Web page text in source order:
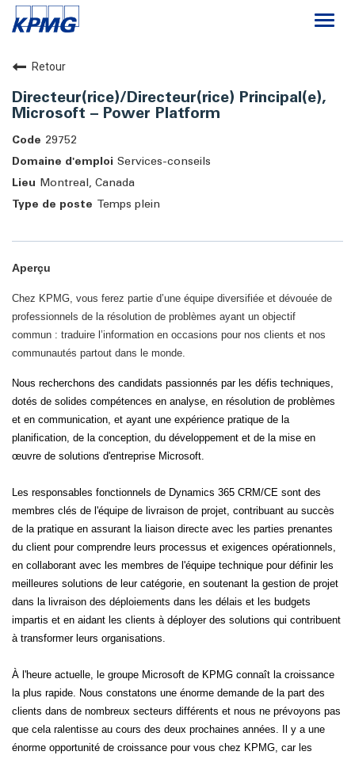
Le cabinet
Retour
Directeur(rice)/Directeur(rice) Principal(e),
Microsoft – Power Platform
29752
Services-conseils
Montreal, Canada
Temps plein
Aperçu
Chez KPMG, vous ferez partie d’une équipe diversifiée et dévouée de
professionnels de la résolution de problèmes ayant un objectif
commun : traduire l’information en occasions pour nos clients et nos
communautés partout dans le monde.
Nous recherchons des candidats passionnés par les défis techniques,
dotés de solides compétences en analyse, en résolution de problèmes
et en communication, et ayant une expérience pratique de la
planification, de la conception, du développement et de la mise en
œuvre de solutions d'entreprise Microsoft.
Les responsables fonctionnels de Dynamics 365 CRM/CE sont des
membres clés de l'équipe de livraison de projet, contribuant au succès
de la pratique en assurant la liaison directe avec les parties prenantes
du client pour comprendre leurs processus et exigences opérationnels,
en collaborant avec les membres de l'équipe technique pour définir les
meilleures solutions de leur catégorie, en soutenant la gestion de projet
dans la livraison des déploiements dans les délais et les budgets
impartis et en aidant les clients à déployer des solutions qui contribuent
à transformer leurs organisations.
À l'heure actuelle, le groupe Microsoft de KPMG connaît la croissance
la plus rapide. Nous constatons une énorme demande de la part des
clients dans de nombreux secteurs différents et nous ne prévoyons pas
que cela ralentisse au cours des deux prochaines années. Il y a une
énorme opportunité de croissance pour vous chez KPMG, car les